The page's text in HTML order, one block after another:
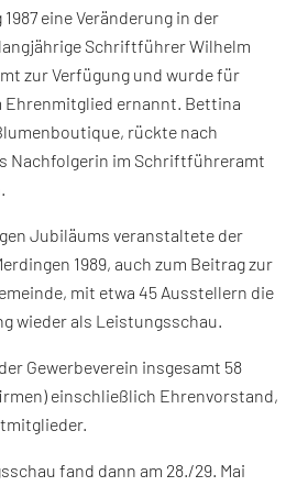
eine Veränderung in der
Schriftführer Wilhelm
zur Verfügung und wurde für
Ehrenmitglied ernannt. Bettina
rückte nach
Nachfolgerin im Schriftführeramt
Jubiläums veranstaltete der
1989, auch zum Beitrag zur
mit etwa 45 Ausstellern die
wieder als Leistungsschau.
Gewerbeverein insgesamt 58
einschließlich Ehrenvorstand,
fand dann am 28./29. Mai